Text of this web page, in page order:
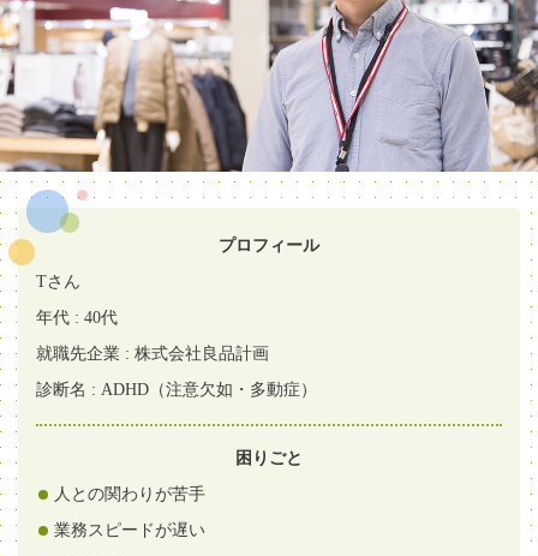
プロフィール
Tさん
年代 : 40代
就職先企業 : 株式会社良品計画
診断名 : ADHD（注意欠如・多動症）
困りごと
人との関わりが苦手
業務スピードが遅い